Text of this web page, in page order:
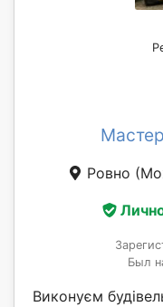
Ровно
Был
Виконуєм